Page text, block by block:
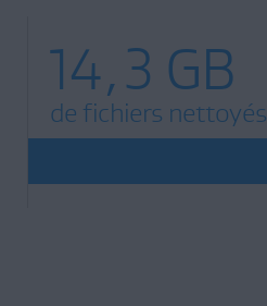
14,3 GB
de fichiers nettoyés